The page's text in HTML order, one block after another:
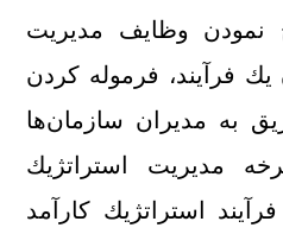
وظایف مدیریت
فرآیند،‌ فرموله كردن
به مدیران سازمان‌ها
مدیریت استراتژیك
استراتژیك كارآمد